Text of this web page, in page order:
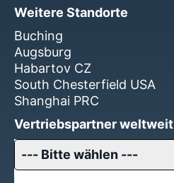
Weitere Standorte
Buching
Augsburg
Habartov CZ
South Chesterfield USA
Shanghai PRC
Vertriebspartner weltweit